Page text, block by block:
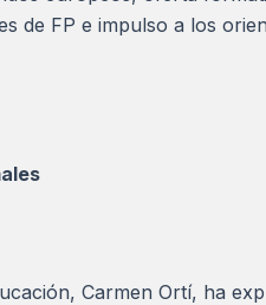
de FP e impulso a los
Carmen Ortí, ha